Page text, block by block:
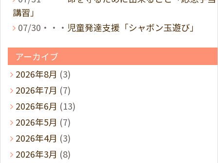
講習」
07/30・・・ 児童発達支援「シャボン玉遊び」
アーカイブ
2026年8月 (3)
2026年7月 (7)
2026年6月 (13)
2026年5月 (7)
2026年4月 (3)
2026年3月 (8)